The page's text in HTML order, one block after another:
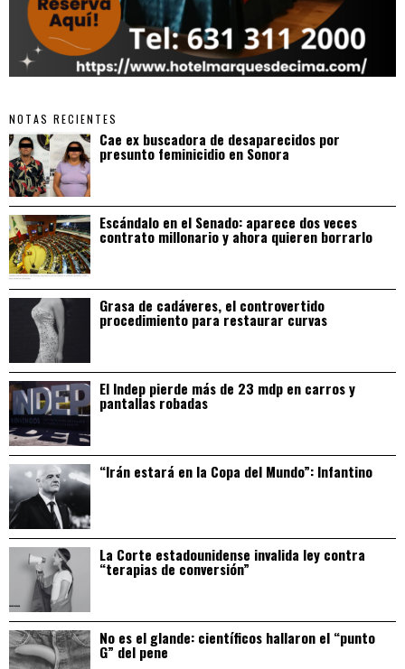
NOTAS RECIENTES
Cae ex buscadora de desaparecidos por
presunto feminicidio en Sonora
Escándalo en el Senado: aparece dos veces
contrato millonario y ahora quieren borrarlo
Grasa de cadáveres, el controvertido
procedimiento para restaurar curvas
El Indep pierde más de 23 mdp en carros y
pantallas robadas
“Irán estará en la Copa del Mundo”: Infantino
La Corte estadounidense invalida ley contra
“terapias de conversión”
No es el glande: científicos hallaron el “punto
G” del pene